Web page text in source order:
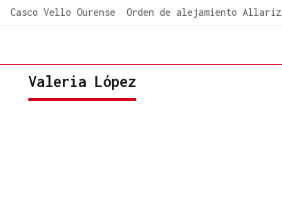
Casco Vello Ourense Orden de alejamiento Allariz
Valeria López